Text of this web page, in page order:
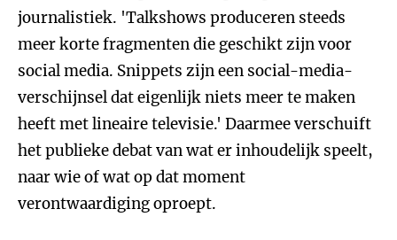
journalistiek. 'Talkshows produceren steeds
meer korte fragmenten die geschikt zijn voor
social media. Snippets zijn een social-media-
verschijnsel dat eigenlijk niets meer te maken
heeft met lineaire televisie.' Daarmee verschuift
het publieke debat van wat er inhoudelijk speelt,
naar wie of wat op dat moment
verontwaardiging oproept.